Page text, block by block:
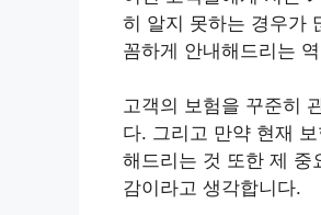
히 알지 못하는 경우가
꼼하게 안내해드리는
고객의 보험을 꾸준히
다. 그리고 만약 현재
해드리는 것 또한 제 중
감이라고 생각합니다.